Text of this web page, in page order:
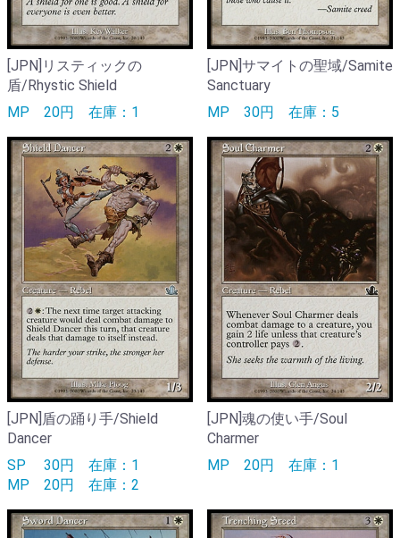
[JPN]リスティックの
盾/Rhystic Shield
MP 20円 在庫：1
[JPN]サマイトの聖域/Samite
Sanctuary
MP 30円 在庫：5
[JPN]盾の踊り手/Shield
Dancer
SP
30円 在庫：1
MP 20円 在庫：2
[JPN]魂の使い手/Soul
Charmer
MP 20円 在庫：1